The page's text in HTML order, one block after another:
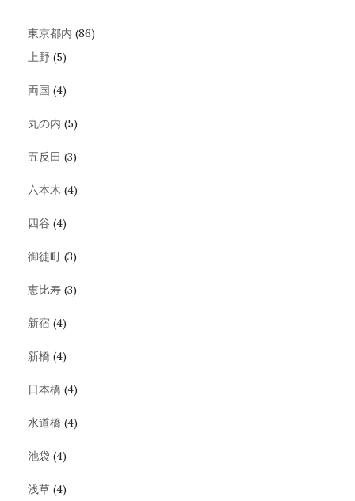
東京都内 (86)
上野 (5)
両国 (4)
丸の内 (5)
五反田 (3)
六本木 (4)
四谷 (4)
御徒町 (3)
恵比寿 (3)
新宿 (4)
新橋 (4)
日本橋 (4)
水道橋 (4)
池袋 (4)
浅草 (4)